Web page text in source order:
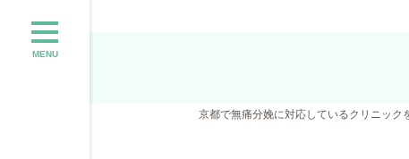
MENU
京都で無痛分娩に対応しているクリニック